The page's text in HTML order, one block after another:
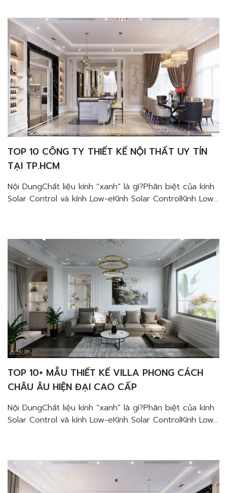
cư phong cách Bắc Âu cho không […]
TOP 10 CÔNG TY THIẾT KẾ NỘI THẤT UY TÍN
TẠI TP.HCM
Nội DungChất liệu kính “xanh” là gì?Phân biệt của kính
Solar Control và kính Low-eKính Solar ControlKính Low-
nghiệp giúp mang đến những thiết […]
TOP 10+ MẪU THIẾT KẾ VILLA PHONG CÁCH
CHÂU ÂU HIỆN ĐẠI CAO CẤP
Nội DungChất liệu kính “xanh” là gì?Phân biệt của kính
Solar Control và kính Low-eKính Solar ControlKính Low-
không làm bạn thất vọng với […]